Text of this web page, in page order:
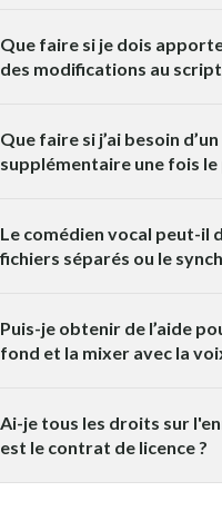
Que faire si je dois
des modifications au script
Que faire si j’ai besoin
supplémentaire une fois
Le comédien vocal peut-il
fichiers séparés ou le
Puis-je obtenir de l’aide
fond et la mixer avec la
Ai-je tous les droits sur
est le contrat de licence ?